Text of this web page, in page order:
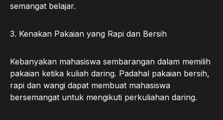
semangat belajar.
3. Kenakan Pakaian yang Rapi dan Bersih
Kebanyakan mahasiswa sembarangan dalam memilih
pakaian ketika kuliah daring. Padahal pakaian bersih,
rapi dan wangi dapat membuat mahasiswa
bersemangat untuk mengikuti perkuliahan daring.